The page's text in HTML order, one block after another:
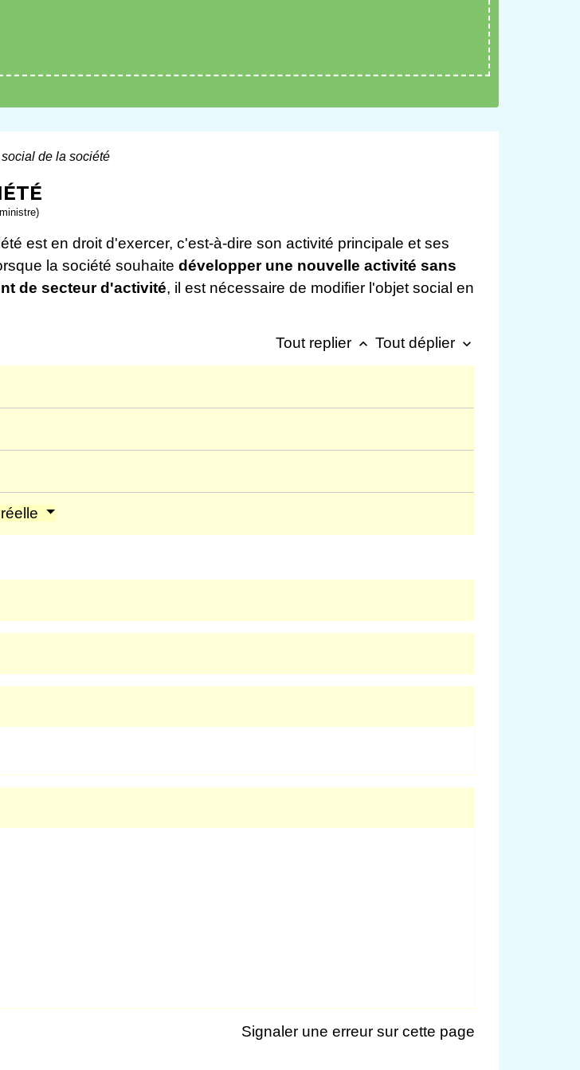
de la société
est en droit d'exercer, c'est-à-dire son activité principale et ses
la société souhaite développer une nouvelle activité sans
de secteur d'activité, il est nécessaire de modifier l'objet social en
Tout replier keyboard_arrow_up Tout déplier keyboard_arrow_down
Signaler une erreur sur cette page